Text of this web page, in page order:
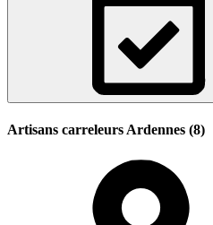
Artisans carreleurs Ardennes (8)